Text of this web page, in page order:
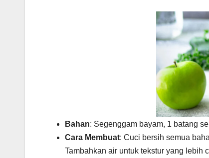
Bahan: Segenggam bayam, 1 batang
Cara Membuat: Cuci bersih semua
Tambahkan air untuk tekstur yang lebih